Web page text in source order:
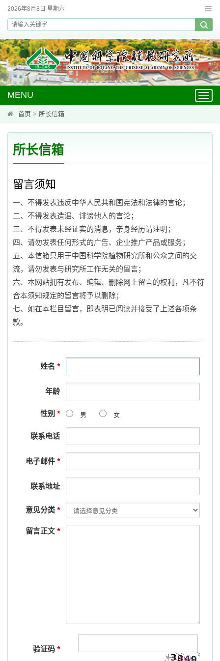
2026年8月8日 星期六
MENU
首页 > 所长信箱
所长信箱
留言须知
一、不得发表违反中华人民共和国宪法和法律的言论；
二、不得发表造谣、诽谤他人的言论；
三、不得发表未经证实的消息，亲身经历请注明；
四、请勿发表任何形式的广告、企业推广产品或服务；
五、本信箱只用于中国科学院植物研究所和公众之间的交
流，请勿发表与研究所工作无关的留言；
六、本网站拥有发布、编辑、删除网上留言的权利，凡不符
合本须知规定的留言将予以删除；
七、如在本栏目留言，即表明已阅读并接受了上述各项条
款。
姓名 *
年龄
性别 * 男 女
联系电话
电子邮件 *
联系地址
意见分类 *
留言正文 *
验证码 *